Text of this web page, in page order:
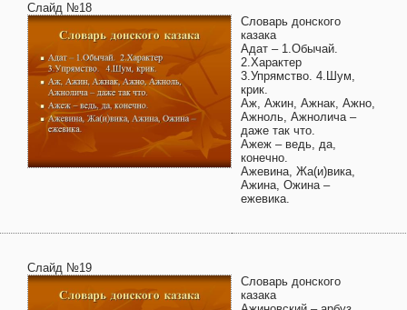
Слайд №18
Словарь донского
казака
Адат – 1.Обычай.
2.Характер
3.Упрямство. 4.Шум,
крик.
Аж, Ажин, Ажнак, Ажно,
Ажноль, Ажнолича –
даже так что.
Ажеж – ведь, да,
конечно.
Ажевина, Жа(и)вика,
Ажина, Ожина –
ежевика.
Слайд №19
Словарь донского
казака